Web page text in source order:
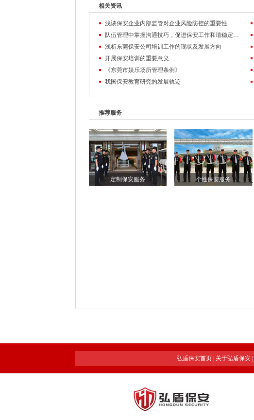
相关资讯
浅谈保安企业内部监管对企业风险防控的重要性
队伍管理中掌握沟通技巧，促进保安工作和谐稳定发展
浅析东莞保安公司培训工作的现状及发展方向
开展保安培训的重要意义
《东莞市娱乐场所管理条例》
我国保安教育研究的发展轨迹
推荐服务
定制保安服务 个性保安服务
弘盾保安首页 关于弘盾保安